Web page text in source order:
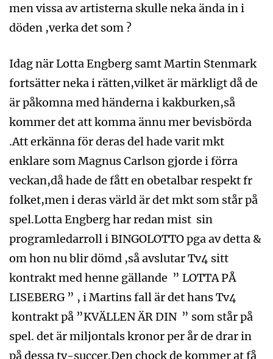
men vissa av artisterna skulle neka ända in i
döden ,verka det som ?
Idag när Lotta Engberg samt Martin Stenmark
fortsätter neka i rätten,vilket är märkligt då de
är påkomna med händerna i kakburken,så
kommer det att komma ännu mer bevisbörda
.Att erkänna för deras del hade varit mkt
enklare som Magnus Carlson gjorde i förra
veckan,då hade de fått en obetalbar respekt fr
folket,men i deras värld är det mkt som står på
spel.Lotta Engberg har redan mist sin
programledarroll i BINGOLOTTO pga av detta &
om hon nu blir dömd ,så avslutar Tv4 sitt
kontrakt med henne gällande ” LOTTA PÅ
LISEBERG ” , i Martins fall är det hans Tv4
kontrakt på ”KVÄLLEN ÄR DIN ” som står på
spel. det är miljontals kronor per år de drar in
på dessa tv-succer.Den chock de kommer at få